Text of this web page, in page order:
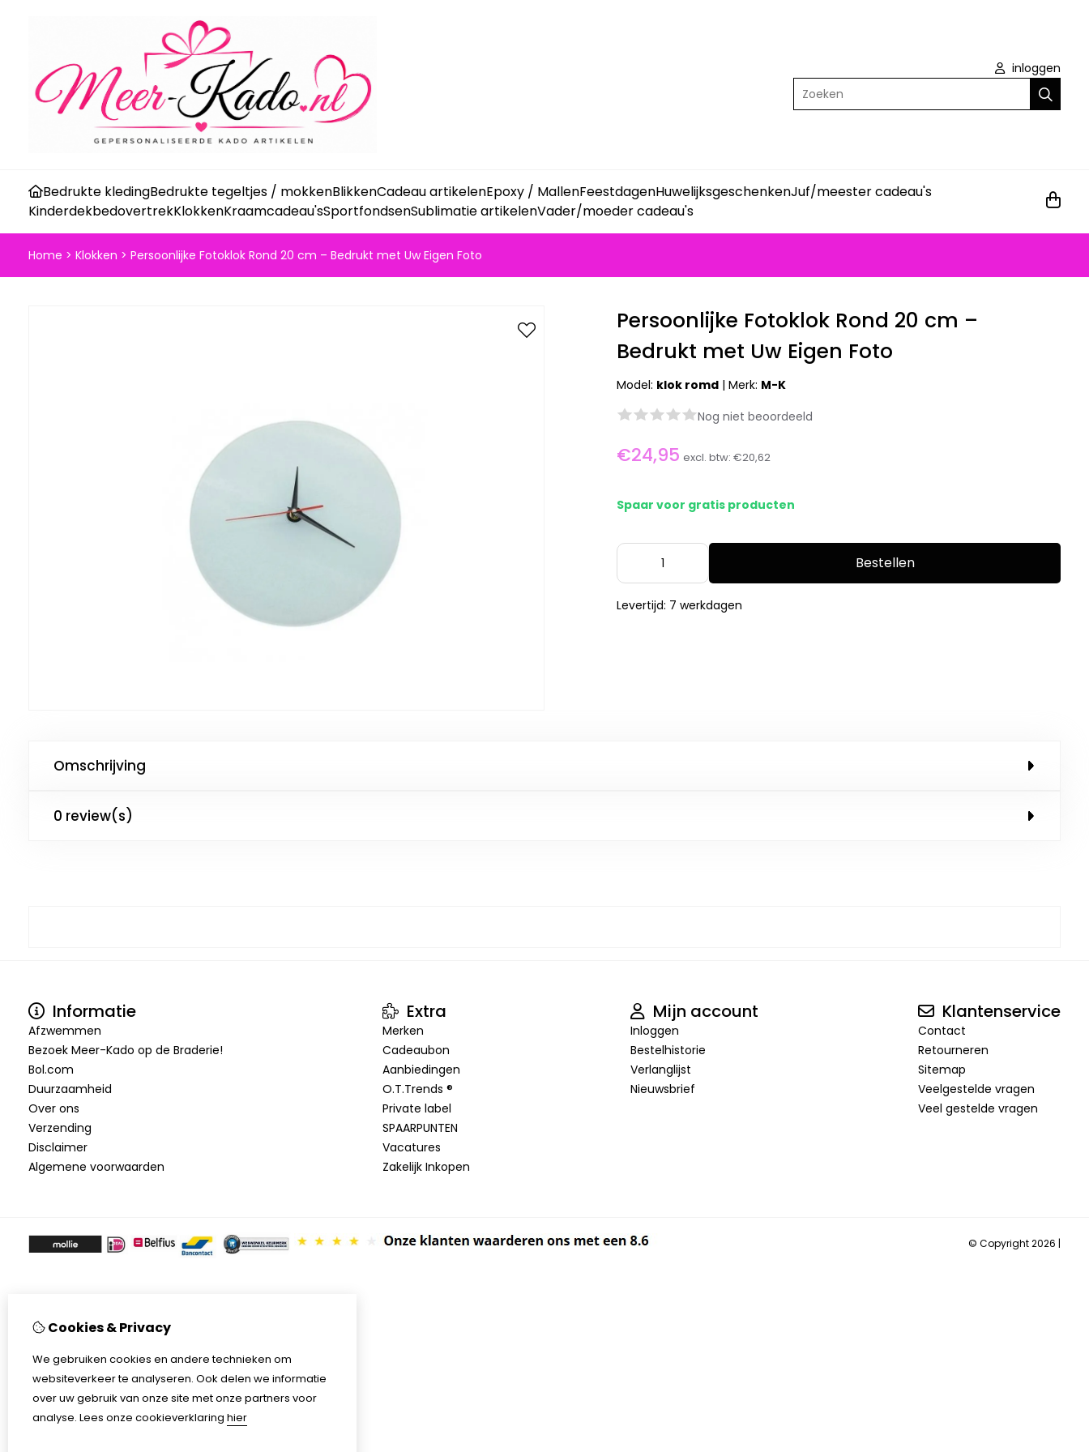
inloggen
Zoeken
Bedrukte kledingBedrukte tegeltjes / mokkenBlikkenCadeau artikelenEpoxy / MallenFeestdagenHuwelijksgeschenkenJuf/meester cadeau's
KinderdekbedovertrekKlokkenKraamcadeau'sSportfondsenSublimatie artikelenVader/moeder cadeau's
Home > Klokken > Persoonlijke Fotoklok Rond 20 cm – Bedrukt met Uw Eigen Foto
Persoonlijke Fotoklok Rond 20 cm –
Bedrukt met Uw Eigen Foto
Model: klok romd |Merk: M-K
Nog niet beoordeeld
€24,95 excl. btw:€20,62
Spaar voor gratis producten
Bestellen
Levertijd: 7 werkdagen
Omschrijving
0 review(s)
Informatie
Afzwemmen
Bezoek Meer-Kado op de Braderie!
Bol.com
Duurzaamheid
Over ons
Verzending
Disclaimer
Algemene voorwaarden
Extra
Merken
Cadeaubon
Aanbiedingen
O.T.Trends ®
Private label
SPAARPUNTEN
Vacatures
Zakelijk Inkopen
Mijn account
Inloggen
Bestelhistorie
Verlanglijst
Nieuwsbrief
Klantenservice
Contact
Retourneren
Sitemap
Veelgestelde vragen
Veel gestelde vragen
© Copyright 2026 |
Cookies & Privacy
We gebruiken cookies en andere technieken om
websiteverkeer te analyseren. Ook delen we informatie
over uw gebruik van onze site met onze partners voor
analyse. Lees onze cookieverklaring hier